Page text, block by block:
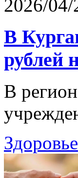
2026/
В
рублей
В
Здоровье